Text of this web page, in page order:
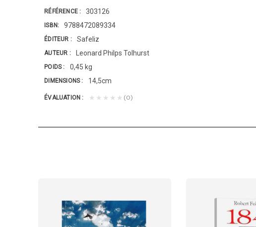
RÉFÉRENCE 303126
ISBN 9788472089334
ÉDITEUR Safeliz
AUTEUR Leonard Philps Tolhurst
POIDS 0,45 kg
DIMENSIONS 14,5cm
ÉVALUATION ★★★★★ (0)